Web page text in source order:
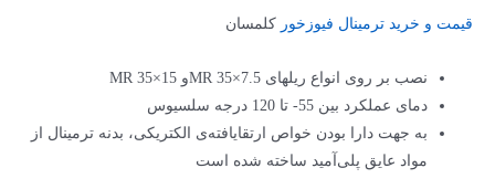
قیمت و خرید ترمینال فیوزخور کلمسان
نصب بر روی انواع ریل­های MR 35×7.5و MR 35×15
دمای عملکرد بین 55- تا 120 درجه سلسیوس
به جهت دارا بودن خواص ارتقایافته‌ی الکتریکی، بدنه ترمینال از
مواد عایق پلی‌آمید ساخته شده است